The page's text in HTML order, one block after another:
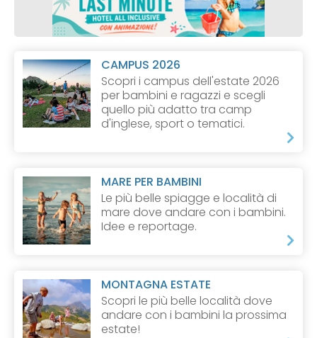
CAMPUS 2026
Scopri i campus dell'estate 2026
per bambini e ragazzi e scegli
quello più adatto tra camp
d'inglese, sport o tematici.
MARE PER BAMBINI
Le più belle spiagge e località di
mare dove andare con i bambini.
Idee e reportage.
MONTAGNA ESTATE
Scopri le più belle località dove
andare con i bambini la prossima
estate!